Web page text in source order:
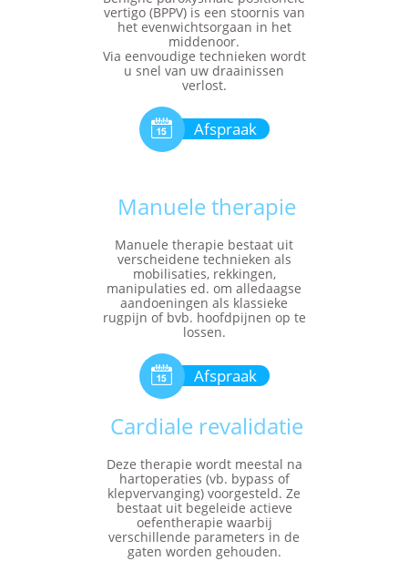
vertigo (BPPV) is een stoornis van
het evenwichtsorgaan in het
middenoor.
Via eenvoudige technieken wordt
u snel van uw draainissen
verlost.
Afspraak

Manuele therapie
Manuele therapie bestaat uit
verscheidene technieken als
mobilisaties, rekkingen,
manipulaties ed. om alledaagse
aandoeningen als klassieke
rugpijn of bvb. hoofdpijnen op te
lossen.
Afspraak

Cardiale revalidatie
Deze therapie wordt meestal na
hartoperaties (vb. bypass of
klepvervanging) voorgesteld. Ze
bestaat uit begeleide actieve
oefentherapie waarbij
verschillende parameters in de
gaten worden gehouden.